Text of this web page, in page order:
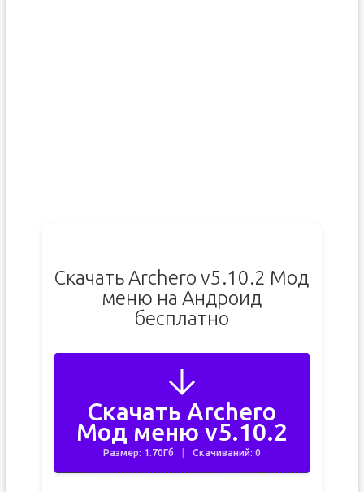
Скачать Archero v5.10.2 Мод
меню на Андроид
бесплатно
Скачать Archero
Мод меню v5.10.2
Размер: 1.70Гб Скачиваний: 0